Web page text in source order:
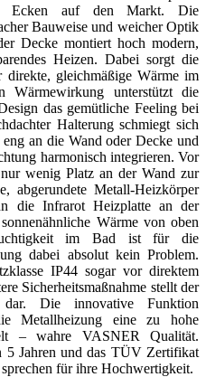
Ecken auf den Markt. Die
Bauweise und weicher Optik
Decke montiert hoch modern,
Heizen. Dabei sorgt die
direkte, gleichmäßige Wärme im
Wärmewirkung unterstützt die
das gemütliche Feeling bei
Halterung schmiegt sich
an die Wand oder Decke und
harmonisch integrieren. Vor
wenig Platz an der Wand zur
abgerundete Metall-Heizkörper
die Infrarot Heizplatte an der
Wärme von oben
im Bad ist für die
dabei absolut kein Problem.
IP44 sogar vor direktem
Sicherheitsmaßnahme stellt der
dar. Die innovative Funktion
Metallheizung eine zu hohe
– wahre VASNER Qualität.
5 Jahren und das TÜV Zertifikat
für ihre Hochwertigkeit.